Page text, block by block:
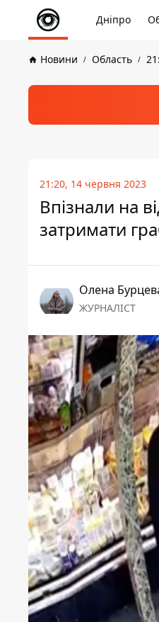
Дніпро
Новини Область
21:20, 14 червня 2023
Впізнали на
затримати
Олена
ЖУРНАЛІСТ